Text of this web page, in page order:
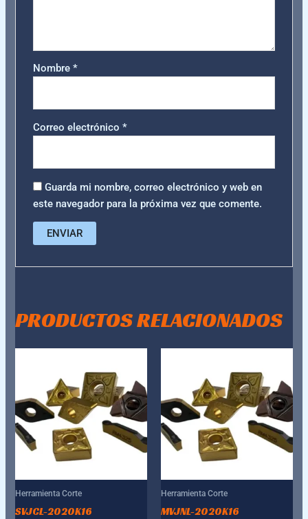
Nombre *
Correo electrónico *
Guarda mi nombre, correo electrónico y web en
este navegador para la próxima vez que comente.
PRODUCTOS RELACIONADOS
Herramienta Corte
SVJCL-2020K16
Herramienta Corte
MVJNL-2020K16